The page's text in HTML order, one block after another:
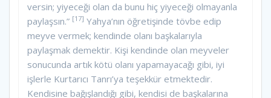
versin; yiyeceği olan da bunu hiç yiyeceği olmayanla
paylaşsın.” [17] Yahya’nın öğretişinde tövbe edip
meyve vermek; kendinde olanı başkalarıyla
paylaşmak demektir. Kişi kendinde olan meyveler
sonucunda artık kötü olanı yapamayacağı gibi, iyi
işlerle Kurtarıcı Tanrı’ya teşekkür etmektedir.
Kendisine bağışlandığı gibi, kendisi de başkalarına